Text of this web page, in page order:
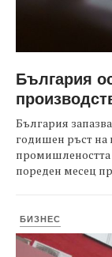
България
България
годишен ръст на
промишлеността
пореден месец
БИЗНЕС